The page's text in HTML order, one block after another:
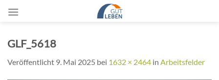
Inhalt
GLF_5618
Veröffentlicht 9. Mai 2025 bei 1632 × 2464 in Arbeitsfelder